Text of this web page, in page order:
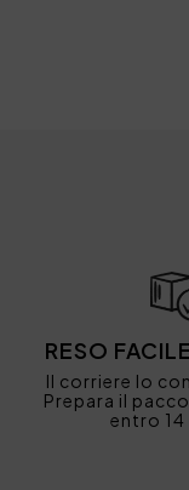
RESO
Il corriere lo
Prepara il
entro 14